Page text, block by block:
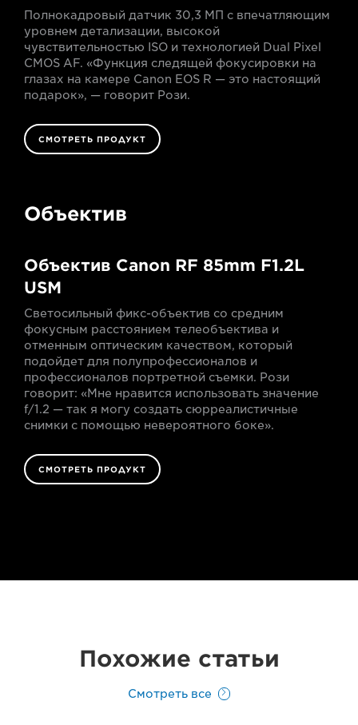
Полнокадровый датчик 30,3 МП с впечатляющим
уровнем детализации, высокой
чувствительностью ISO и технологией Dual Pixel
CMOS AF. «Функция следящей фокусировки на
глазах на камере Canon EOS R — это настоящий
подарок», — говорит Рози.
СМОТРЕТЬ ПРОДУКТ
Объектив
Объектив Canon RF 85mm F1.2L
USM
Светосильный фикс-объектив со средним
фокусным расстоянием телеобъектива и
отменным оптическим качеством, который
подойдет для полупрофессионалов и
профессионалов портретной съемки. Рози
говорит: «Мне нравится использовать значение
f/1.2 — так я могу создать сюрреалистичные
снимки с помощью невероятного боке».
СМОТРЕТЬ ПРОДУКТ
Похожие статьи
Смотреть все